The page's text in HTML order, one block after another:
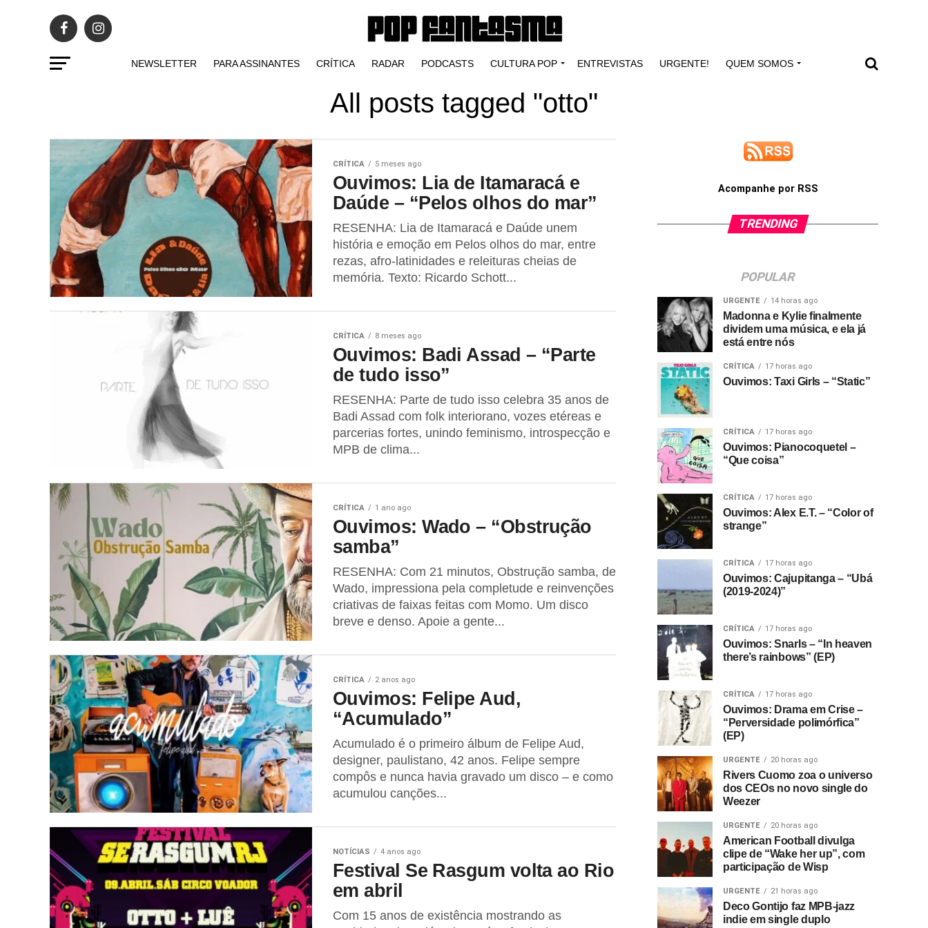
NEWSLETTER PARA ASSINANTES CRÍTICA RADAR PODCASTS CULTURA POP ENTREVISTAS URGENTE! QUEM SOMOS
All posts tagged "otto"
CRÍTICA 5 meses ago
Ouvimos: Lia de Itamaracá e
Daúde – “Pelos olhos do mar”
RESENHA: Lia de Itamaracá e Daúde unem
história e emoção em Pelos olhos do mar, entre
rezas, afro-latinidades e releituras cheias de
memória. Texto: Ricardo Schott...
CRÍTICA 8 meses ago
Ouvimos: Badi Assad – “Parte
de tudo isso”
RESENHA: Parte de tudo isso celebra 35 anos de
Badi Assad com folk interiorano, vozes etéreas e
parcerias fortes, unindo feminismo, introspecção e
MPB de clima...
CRÍTICA 1 ano ago
Ouvimos: Wado – “Obstrução
samba”
RESENHA: Com 21 minutos, Obstrução samba, de
Wado, impressiona pela completude e reinvenções
criativas de faixas feitas com Momo. Um disco
breve e denso. Apoie a gente...
CRÍTICA 2 anos ago
Ouvimos: Felipe Aud,
“Acumulado”
Acumulado é o primeiro álbum de Felipe Aud,
designer, paulistano, 42 anos. Felipe sempre
compôs e nunca havia gravado um disco – e como
acumulou canções...
NOTÍCIAS 4 anos ago
Festival Se Rasgum volta ao Rio
em abril
Com 15 anos de existência mostrando as
Acompanhe por RSS
TRENDING
POPULAR
URGENTE 14 horas ago
Madonna e Kylie finalmente
dividem uma música, e ela já
está entre nós
CRÍTICA 17 horas ago
Ouvimos: Taxi Girls – “Static”
CRÍTICA 17 horas ago
Ouvimos: Pianocoquetel –
“Que coisa”
CRÍTICA 17 horas ago
Ouvimos: Alex E.T. – “Color of
strange”
CRÍTICA 17 horas ago
Ouvimos: Cajupitanga – “Ubá
(2019-2024)”
CRÍTICA 17 horas ago
Ouvimos: Snarls – “In heaven
there’s rainbows” (EP)
CRÍTICA 17 horas ago
Ouvimos: Drama em Crise –
“Perversidade polimórfica”
(EP)
URGENTE 20 horas ago
Rivers Cuomo zoa o universo
dos CEOs no novo single do
Weezer
URGENTE 20 horas ago
American Football divulga
clipe de “Wake her up”, com
participação de Wisp
URGENTE 21 horas ago
Deco Gontijo faz MPB-jazz
indie em single duplo